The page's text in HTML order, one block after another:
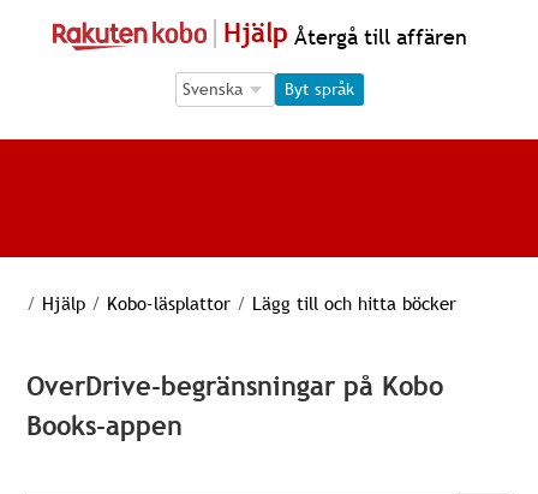
Hjälp Återgå till affären
Language Selection
Language Selection
Byt språk
/ Hjälp / Kobo-läsplattor / Lägg till och hitta böcker
OverDrive-begränsningar på Kobo
Books-appen